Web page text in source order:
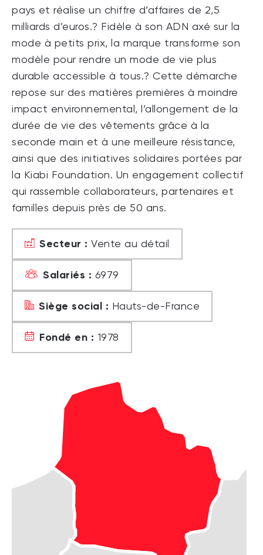
pays et réalise un chiffre d’affaires de 2,5
milliards d’euros.? Fidèle à son ADN axé sur la
mode à petits prix, la marque transforme son
modèle pour rendre un mode de vie plus
durable accessible à tous.? Cette démarche
repose sur des matières premières à moindre
impact environnemental, l’allongement de la
durée de vie des vêtements grâce à la
seconde main et à une meilleure résistance,
ainsi que des initiatives solidaires portées par
la Kiabi Foundation. Un engagement collectif
qui rassemble collaborateurs, partenaires et
familles depuis près de 50 ans.
Secteur : Vente au détail
Salariés : 6979
Siège social : Hauts-de-France
Fondé en : 1978